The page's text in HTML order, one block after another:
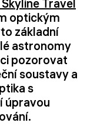
Travel
optickým
základní
astronomy
pozorovat
soustavy a
s
úpravou